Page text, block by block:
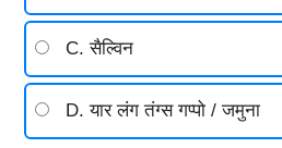
C. सैल्विन
D. यार लंग तंग्स गप्पो / जमुना